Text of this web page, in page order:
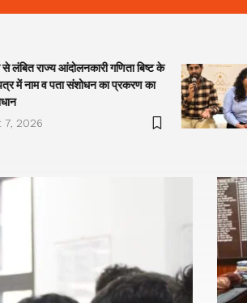
लंबित राज्य आंदोलनकारी गणिता बिष्ट के
में नाम व पता संशोधन का प्रकरण का
7, 2026